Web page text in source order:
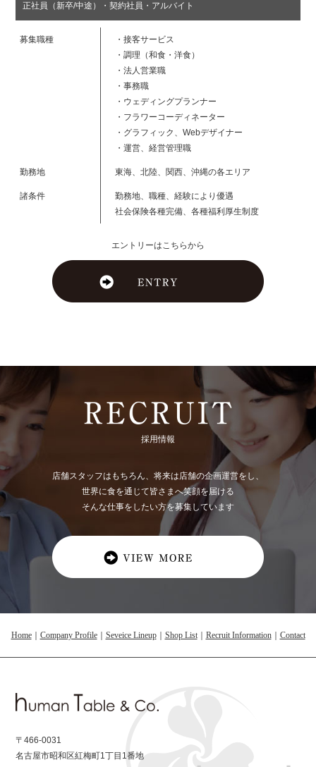
正社員（新卒/中途）・契約社員・アルバイト
募集職種
・接客サービス
・調理（和食・洋食）
・法人営業職
・事務職
・ウェディングプランナー
・フラワーコーディネーター
・グラフィック、Webデザイナー
・運営、経営管理職
勤務地 東海、北陸、関西、沖縄の各エリア
諸条件
勤務地、職種、経験により優遇
社会保険各種完備、各種福利厚生制度
エントリーはこちらから
採用情報
店舗スタッフはもちろん、将来は店舗の企画運営をし、
世界に食を通じて皆さまへ笑顔を届ける
そんな仕事をしたい方を募集しています
Home｜ Company Profile｜ Seveice Lineup｜ Shop List｜ Recruit Information｜ Contact
〒466-0031
名古屋市昭和区紅梅町1丁目1番地